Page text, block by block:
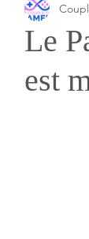
Previews
Paris
Le
est